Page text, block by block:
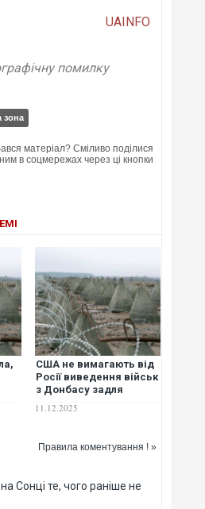
UAINFO
помилку
зона
матеріал? Сміливо поділися
ним в соцмережах через ці кнопки
США не вимагають від
Росії виведення військ
з Донбасу задля
демілітаризованої
11.12.2025
Правила коментування ! »
Сонці те, чого раніше не